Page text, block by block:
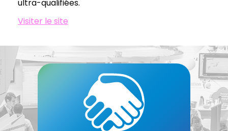
ultra-qualifiées.
Visiter le site